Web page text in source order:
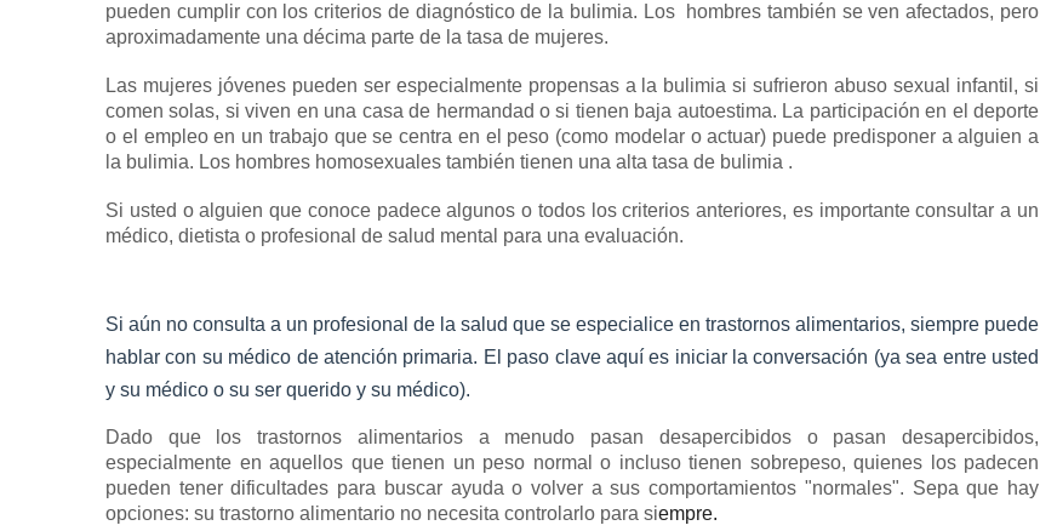
pueden cumplir con los criterios de diagnóstico de la bulimia. Loshombres también se ven afectados, pero
aproximadamente una décima parte de la tasa de mujeres.
Las mujeres jóvenes pueden ser especialmente propensas a la bulimia si sufrieron abuso sexual infantil, si
comen solas, si viven en una casa de hermandad o si tienen baja autoestima. La participación en el deporte
o el empleo en un trabajo que se centra en el peso (como modelar o actuar) puede predisponer a alguien a
la bulimia. Los hombres homosexuales también tienen una alta tasa de bulimia .
Si usted o alguien que conoce padece algunos o todos los criterios anteriores, es importante consultar a un
médico, dietista o profesional de salud mental para una evaluación.
Si aún no consulta a un profesional de la salud que se especialice en trastornos alimentarios, siempre puede
hablar con su médico de atención primaria. El paso clave aquí es iniciar la conversación (ya sea entre usted
y su médico o su ser querido y su médico).
Dado que los trastornos alimentarios a menudo pasan desapercibidos o pasan desapercibidos,
especialmente en aquellos que tienen un peso normal o incluso tienen sobrepeso, quienes los padecen
pueden tener dificultades para buscar ayuda o volver a sus comportamientos "normales". Sepa que hay
opciones: su trastorno alimentario no necesita controlarlo para siempre.